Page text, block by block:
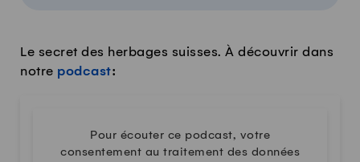
Le secret des herbages suisses. À découvrir dans
notre podcast:
Pour écouter ce podcast, votre
consentement au traitement des données